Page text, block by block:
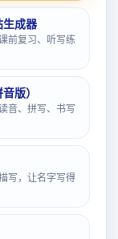
生成器
前复习、听写练
版）
音、拼写、书写
写，让名字写得